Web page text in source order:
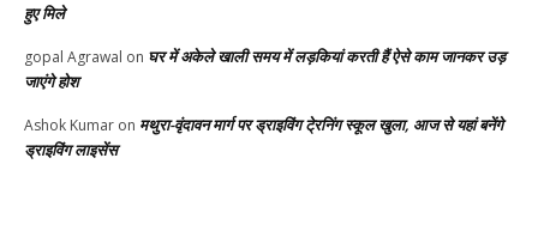
हुए मिले
gopal Agrawal on घर में अकेले खाली समय में लड़कियां करती हैं ऐसे काम जानकर उड़
जाएंगे होश
Ashok Kumar on मथुरा-वृंदावन मार्ग पर ड्राइविंग टे्रनिंग स्कूल खुला, आज से यहां बनेंगे
ड्राइविंग लाइसेंस